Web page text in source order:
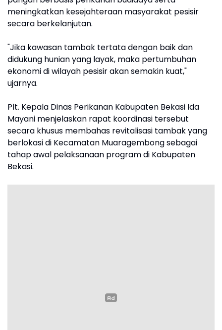
meningkatkan kesejahteraan masyarakat pesisir
secara berkelanjutan.
"Jika kawasan tambak tertata dengan baik dan
didukung hunian yang layak, maka pertumbuhan
ekonomi di wilayah pesisir akan semakin kuat,"
ujarnya.
Plt. Kepala Dinas Perikanan Kabupaten Bekasi Ida
Mayani menjelaskan rapat koordinasi tersebut
secara khusus membahas revitalisasi tambak yang
berlokasi di Kecamatan Muaragembong sebagai
tahap awal pelaksanaan program di Kabupaten
Bekasi.